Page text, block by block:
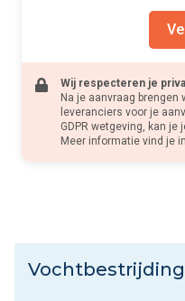
Wij respecteren je
Na je aanvraag
leveranciers voor je
GDPR wetgeving, kan
Meer informatie vind je
Vochtbestrijding